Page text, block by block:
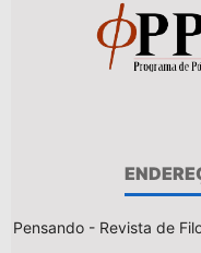
Pensando - Revista de